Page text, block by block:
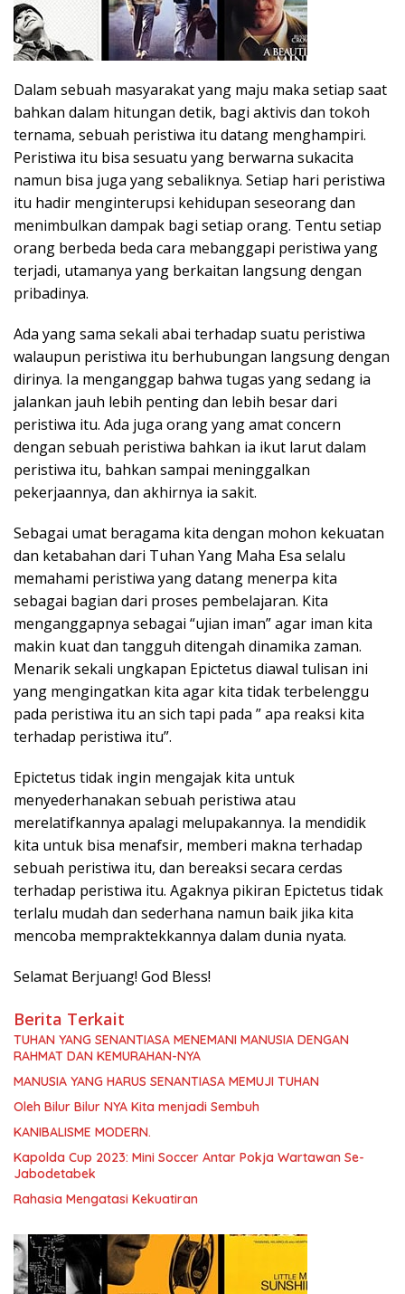
Dalam sebuah masyarakat yang maju maka setiap saat
bahkan dalam hitungan detik, bagi aktivis dan tokoh
ternama, sebuah peristiwa itu datang menghampiri.
Peristiwa itu bisa sesuatu yang berwarna sukacita
namun bisa juga yang sebaliknya. Setiap hari peristiwa
itu hadir menginterupsi kehidupan seseorang dan
menimbulkan dampak bagi setiap orang. Tentu setiap
orang berbeda beda cara mebanggapi peristiwa yang
terjadi, utamanya yang berkaitan langsung dengan
pribadinya.
Ada yang sama sekali abai terhadap suatu peristiwa
walaupun peristiwa itu berhubungan langsung dengan
dirinya. Ia menganggap bahwa tugas yang sedang ia
jalankan jauh lebih penting dan lebih besar dari
peristiwa itu. Ada juga orang yang amat concern
dengan sebuah peristiwa bahkan ia ikut larut dalam
peristiwa itu, bahkan sampai meninggalkan
pekerjaannya, dan akhirnya ia sakit.
Sebagai umat beragama kita dengan mohon kekuatan
dan ketabahan dari Tuhan Yang Maha Esa selalu
memahami peristiwa yang datang menerpa kita
sebagai bagian dari proses pembelajaran. Kita
menganggapnya sebagai “ujian iman” agar iman kita
makin kuat dan tangguh ditengah dinamika zaman.
Menarik sekali ungkapan Epictetus diawal tulisan ini
yang mengingatkan kita agar kita tidak terbelenggu
pada peristiwa itu an sich tapi pada ” apa reaksi kita
terhadap peristiwa itu”.
Epictetus tidak ingin mengajak kita untuk
menyederhanakan sebuah peristiwa atau
merelatifkannya apalagi melupakannya. Ia mendidik
kita untuk bisa menafsir, memberi makna terhadap
sebuah peristiwa itu, dan bereaksi secara cerdas
terhadap peristiwa itu. Agaknya pikiran Epictetus tidak
terlalu mudah dan sederhana namun baik jika kita
mencoba mempraktekkannya dalam dunia nyata.
Selamat Berjuang! God Bless!
Berita Terkait
TUHAN YANG SENANTIASA MENEMANI MANUSIA DENGAN
RAHMAT DAN KEMURAHAN-NYA
MANUSIA YANG HARUS SENANTIASA MEMUJI TUHAN
Oleh Bilur Bilur NYA Kita menjadi Sembuh
KANIBALISME MODERN.
Kapolda Cup 2023: Mini Soccer Antar Pokja Wartawan Se-
Jabodetabek
Rahasia Mengatasi Kekuatiran